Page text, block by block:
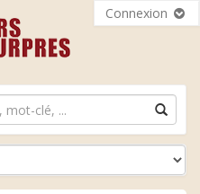
Connexion